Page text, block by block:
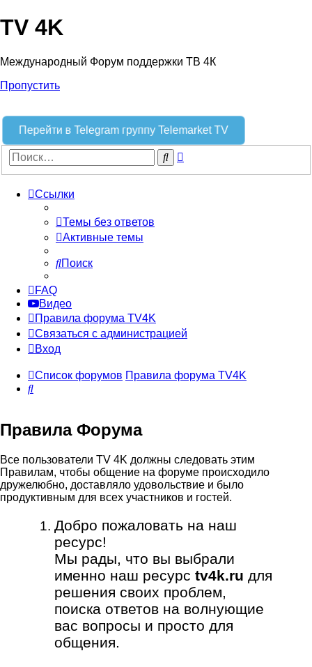
TV 4K
Международный Форум поддержки ТВ 4К
Пропустить
Перейти в Telegram группу Telemarket TV
Поиск
Ссылки
Темы без ответов
Активные темы
Поиск
FAQ
Видео
Правила форума TV4K
Связаться с администрацией
Вход
Список форумов Правила форума TV4K
Поиск
Правила Форума
Все пользователи TV 4K должны следовать этим
Правилам, чтобы общение на форуме происходило
дружелюбно, доставляло удовольствие и было
продуктивным для всех участников и гостей.
Добро пожаловать на наш
ресурс!
Мы рады, что вы выбрали
именно наш ресурсtv4k.ru для
решения своих проблем,
поиска ответов на волнующие
вас вопросы и просто для
общения.